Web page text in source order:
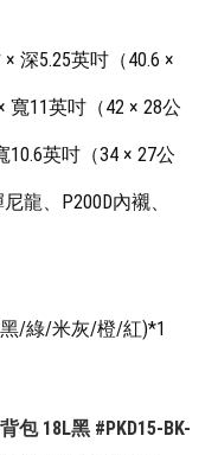
深5.25英吋（40.6 ×
寬11英吋（42 × 28公
英吋（34 × 27公
龍、P200D內襯、
(黑/綠/米灰/橙/紅)*1
包 18L黑 #PKD15-BK-